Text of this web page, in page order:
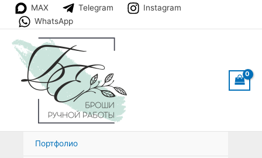
Перейти
содержимому
MAX Telegram
Instagram
WhatsApp
Портфолио